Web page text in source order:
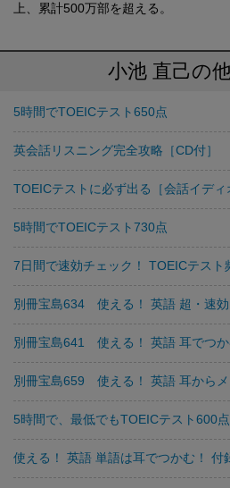
上、累計500万部を超える。
小池 直己の
5時間でTOEICテスト650点
英会話リスニング完全攻略［CD付］
TOEICテストに必ず出る［会話イディ
5時間でTOEICテスト730点
7日間で速効チェック！ TOEICテスト
別冊宝島634 使える！ 英語 超・速効
別冊宝島641 使える！ 英語 耳でつ
別冊宝島659 使える！ 英語 耳から
5時間で、最低でもTOEICテスト600点
使える！ 英語 単語は耳でつかむ！ 付